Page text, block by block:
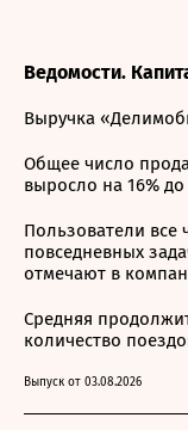
Ведомости.
Выручка
Общее число
выросло на 16%
Пользователи все
повседневных
отмечают в
Средняя
количество
Выпуск от 03.08.2026